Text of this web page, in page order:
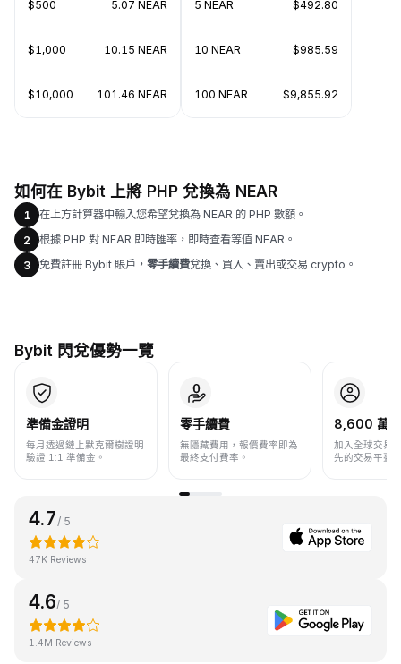
$500 5.07 NEAR
$1,000 10.15 NEAR
$10,000 101.46 NEAR
5 NEAR $492.80
10 NEAR $985.59
100 NEAR $9,855.92
如何在 Bybit 上將 PHP 兌換為 NEAR
1
在上方計算器中輸入您希望兌換為 NEAR 的 PHP 數額。
2
根據 PHP 對 NEAR 即時匯率，即時查看等值 NEAR。
3
免費註冊 Bybit 賬戶， 零手續費兌換、買入、賣出或交易 crypto。
Bybit 閃兌優勢一覽
準備金證明
每月透過鏈上默克爾樹證明
驗證 1:1 準備金。
零手續費
無隱藏費用，報價費率即為
最終支付費率。
8,600 萬+
加入全球交易
先的交易平臺
4.7/ 5
47K Reviews
4.6/ 5
1.4M Reviews